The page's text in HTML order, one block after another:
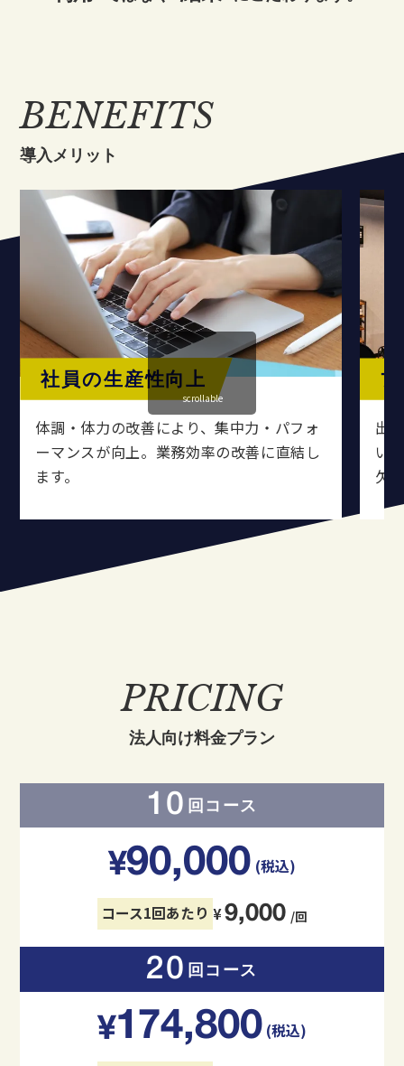
BENEFITS
導入メリット
社員の生産性向上
体調・体力の改善により、集中力・パフォ
ーマンスが向上。業務効率の改善に直結し
ます。
出
い
欠
scrollable
PRICING
法人向け料金プラン
10 回コース
¥90,000 (税込)
コース1回あたり ¥9,000 /回
20 回コース
¥174,800 (税込)